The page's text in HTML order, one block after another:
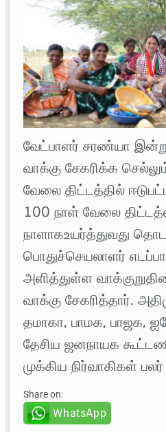
வேட்பாளர் சரண்யா இன்று
வாக்கு சேகரிக்க
வேலை திட்டத்தில்
100 நாள் வேலை
நாளாகஉயர்த்துவது
பொதுச்செயலாளர்
அளித்துள்ள
வாக்கு சேகரித்தார்.
தமாகா, பாமக, பாஜக,
தேசிய ஜனநாயக
முக்கிய நிர்வாகிகள்
Share on:
WhatsApp